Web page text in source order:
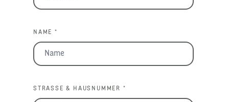
NAME *
STRASSE & HAUSNUMMER *